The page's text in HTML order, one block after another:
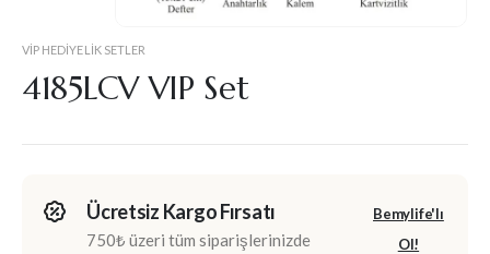
VIP HEDIYELIK SETLER
4185LCV VIP Set
Ücretsiz Kargo Fırsatı
750₺ üzeri tüm siparişlerinizde
Bemylife'lı
Ol!